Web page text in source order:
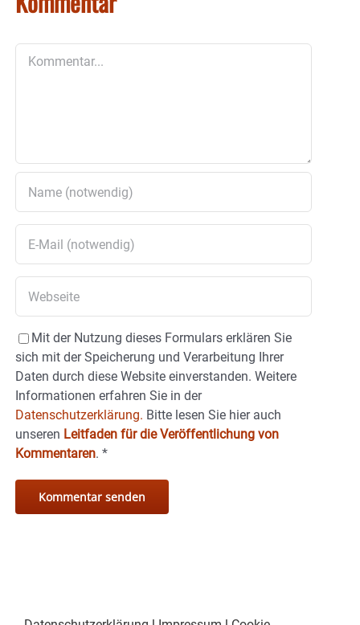
Mit der Nutzung dieses Formulars erklären Sie
sich mit der Speicherung und Verarbeitung Ihrer
Daten durch diese Website einverstanden. Weitere
Informationen erfahren Sie in der
Datenschutzerklärung. Bitte lesen Sie hier auch
unseren Leitfaden für die Veröffentlichung von
Kommentaren. *